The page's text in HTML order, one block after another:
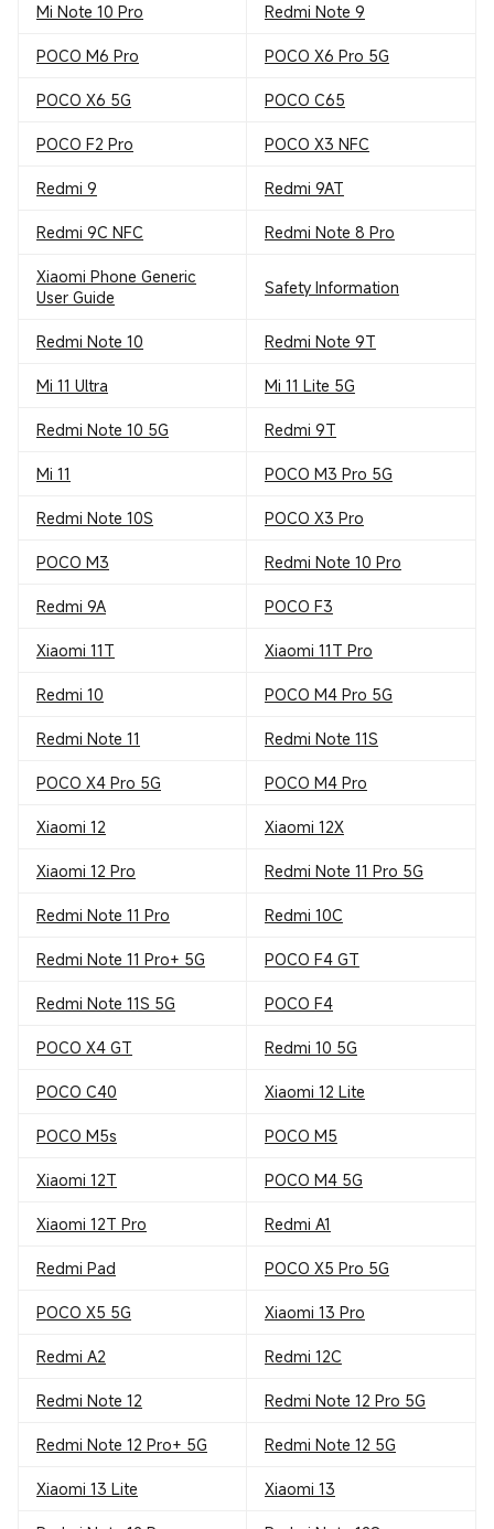
Mi Note 10 Pro Redmi Note 9
POCO M6 Pro POCO X6 Pro 5G
POCO X6 5G POCO C65
POCO F2 Pro POCO X3 NFC
Redmi 9 Redmi 9AT
Redmi 9C NFC Redmi Note 8 Pro
Xiaomi Phone Generic
User Guide
Safety Information
Redmi Note 10 Redmi Note 9T
Mi 11 Ultra Mi 11 Lite 5G
Redmi Note 10 5G Redmi 9T
Mi 11 POCO M3 Pro 5G
Redmi Note 10S POCO X3 Pro
POCO M3 Redmi Note 10 Pro
Redmi 9A POCO F3
Xiaomi 11T Xiaomi 11T Pro
Redmi 10 POCO M4 Pro 5G
Redmi Note 11 Redmi Note 11S
POCO X4 Pro 5G POCO M4 Pro
Xiaomi 12 Xiaomi 12X
Xiaomi 12 Pro Redmi Note 11 Pro 5G
Redmi Note 11 Pro Redmi 10C
Redmi Note 11 Pro+ 5G POCO F4 GT
Redmi Note 11S 5G POCO F4
POCO X4 GT Redmi 10 5G
POCO C40 Xiaomi 12 Lite
POCO M5s POCO M5
Xiaomi 12T POCO M4 5G
Xiaomi 12T Pro Redmi A1
Redmi Pad POCO X5 Pro 5G
POCO X5 5G Xiaomi 13 Pro
Redmi A2 Redmi 12C
Redmi Note 12 Redmi Note 12 Pro 5G
Redmi Note 12 Pro+ 5G Redmi Note 12 5G
Xiaomi 13 Lite Xiaomi 13